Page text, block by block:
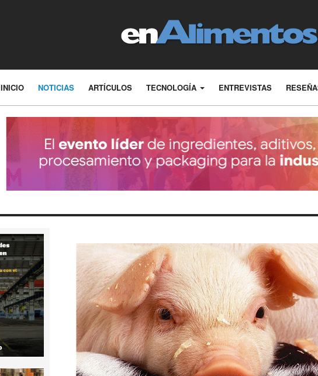
INICIO NOTICIAS ARTÍCULOS TECNOLOGÍA ENTREVISTAS